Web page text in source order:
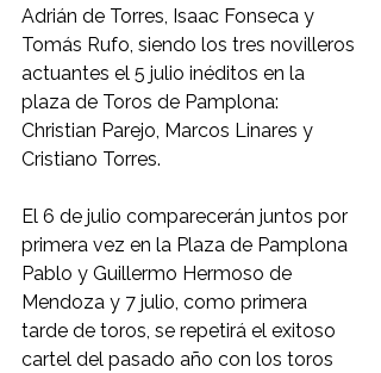
Adrián de Torres, Isaac Fonseca y
Tomás Rufo, siendo los tres novilleros
actuantes el 5 julio inéditos en la
plaza de Toros de Pamplona:
Christian Parejo, Marcos Linares y
Cristiano Torres.
El 6 de julio comparecerán juntos por
primera vez en la Plaza de Pamplona
Pablo y Guillermo Hermoso de
Mendoza y 7 julio, como primera
tarde de toros, se repetirá el exitoso
cartel del pasado año con los toros